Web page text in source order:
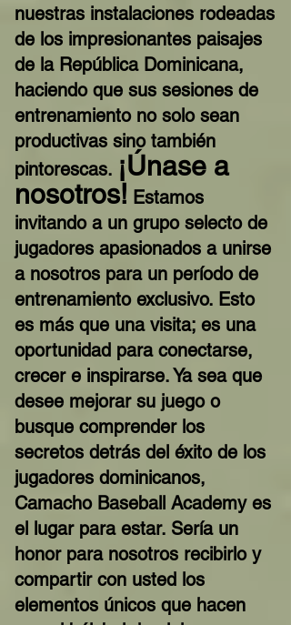
nuestras instalaciones rodeadas
de los impresionantes paisajes
de la República Dominicana,
haciendo que sus sesiones de
entrenamiento no solo sean
productivas sino también
pintorescas. ¡Únase a
nosotros! Estamos
invitando a un grupo selecto de
jugadores apasionados a unirse
a nosotros para un período de
entrenamiento exclusivo. Esto
es más que una visita; es una
oportunidad para conectarse,
crecer e inspirarse. Ya sea que
desee mejorar su juego o
busque comprender los
secretos detrás del éxito de los
jugadores dominicanos,
Camacho Baseball Academy es
el lugar para estar. Sería un
honor para nosotros recibirlo y
compartir con usted los
elementos únicos que hacen